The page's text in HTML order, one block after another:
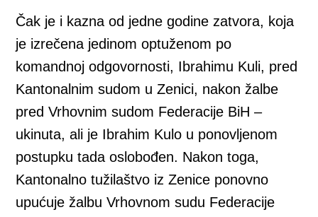
Čak je i kazna od jedne godine zatvora, koja
je izrečena jedinom optuženom po
komandnoj odgovornosti, Ibrahimu Kuli, pred
Kantonalnim sudom u Zenici, nakon žalbe
pred Vrhovnim sudom Federacije BiH –
ukinuta, ali je Ibrahim Kulo u ponovljenom
postupku tada oslobođen. Nakon toga,
Kantonalno tužilaštvo iz Zenice ponovno
upućuje žalbu Vrhovnom sudu Federacije